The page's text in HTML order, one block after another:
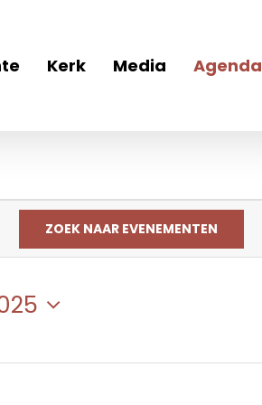
Kerk Media Agenda
ZOEK NAAR EVENEMENTEN